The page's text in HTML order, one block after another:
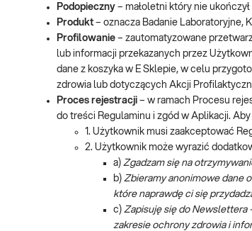
Podopieczny – małoletni który nie
Produkt – oznacza Badanie Laboratoryjne,
Profilowanie – zautomatyzowane
lub informacji przekazanych przez
dane z koszyka w E Sklepie, w celu
zdrowia lub dotyczących Akcji
Proces rejestracji – w ramach Procesu
do treści Regulaminu i zgód w Aplikacji.
1. Użytkownik musi zaakceptować
2. Użytkownik może wyrazić
a) Zgadzam się na
b) Zbieramy anonimowe dane
które naprawdę ci się
c) Zapisuję się do Newslettera
zakresie ochrony zdrowia i